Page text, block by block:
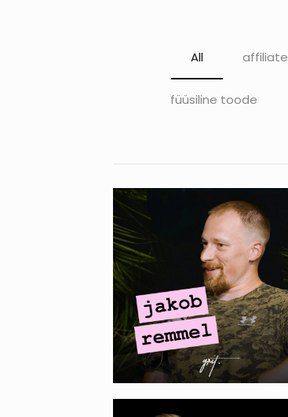
All affiliate
füüsiline toode
YUMUUV. Jakob
Remmel – Millal on
turundusjuhi
palkamine
õigustatud?